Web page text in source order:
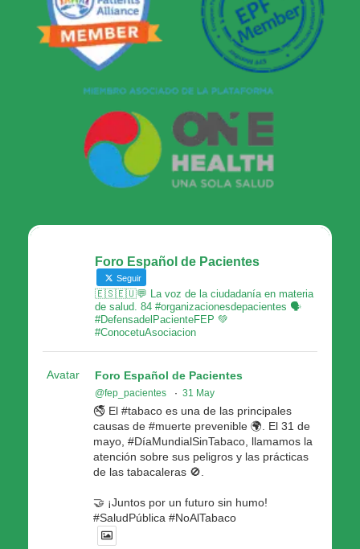
Foro Español de Pacientes
Seguir
🇪🇸🇪🇺💬 La voz de la ciudadanía en materia
de salud. 84 #organizacionesdepacientes 🗣
#DefensadelPacienteFEP 💚
#ConocetuAsociacion
Avatar Foro Español de Pacientes
@fep_pacientes · 31 May
🚭 El #tabaco es una de las principales
causas de #muerte prevenible 🌍. El 31 de
mayo, #DíaMundialSinTabaco, llamamos la
atención sobre sus peligros y las prácticas
de las tabacaleras 🚫.
🤝 ¡Juntos por un futuro sin humo!
#SaludPública #NoAlTabaco